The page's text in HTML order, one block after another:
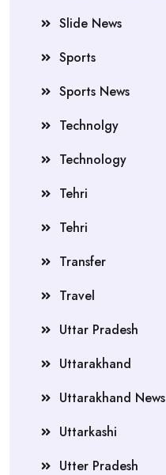
Slide News
Sports
Sports News
Technolgy
Technology
Tehri
Tehri
Transfer
Travel
Uttar Pradesh
Uttarakhand
Uttarakhand News
Uttarkashi
Utter Pradesh